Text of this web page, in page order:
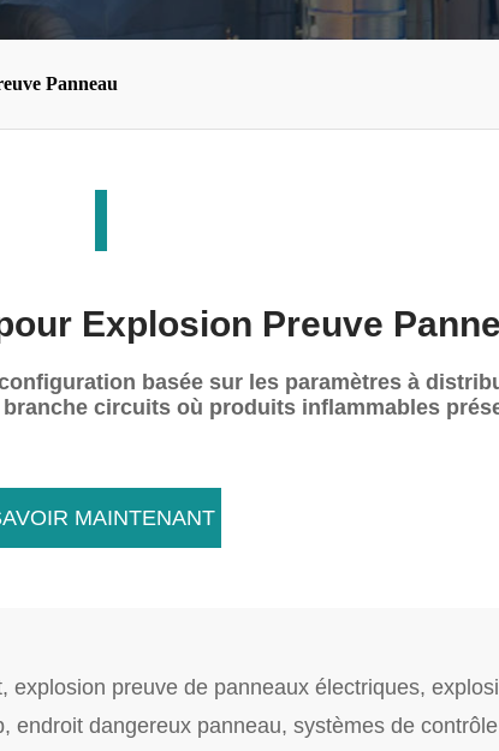
Panneau
Explosion Preuve
basée sur les paramètres à
circuits où produits inflammables
MAINTENANT
preuve de panneaux électriques,
dangereux panneau, systèmes de